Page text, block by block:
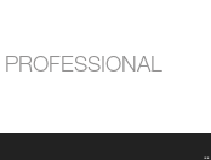
PROFESSIONAL